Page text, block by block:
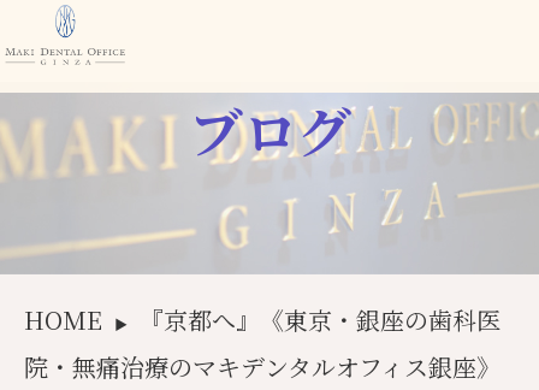
ブログ
HOME ▶
『京都へ』《東京・銀座の歯科医
院・無痛治療のマキデンタルオフィス銀座》